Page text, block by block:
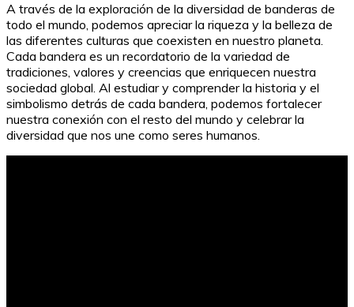
A través de la exploración de la diversidad de banderas de
todo el mundo, podemos apreciar la riqueza y la belleza de
las diferentes culturas que coexisten en nuestro planeta.
Cada bandera es un recordatorio de la variedad de
tradiciones, valores y creencias que enriquecen nuestra
sociedad global. Al estudiar y comprender la historia y el
simbolismo detrás de cada bandera, podemos fortalecer
nuestra conexión con el resto del mundo y celebrar la
diversidad que nos une como seres humanos.